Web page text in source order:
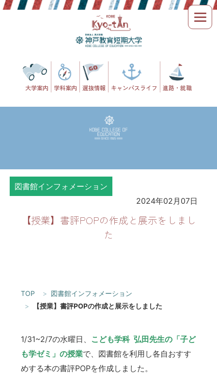
Skip
to
大学案内 学科案内 選抜情報 キャンパスライフ 進路・就職
図書館インフォメーション
2024年02月07日
【授業】書評POPの作成と展示をしまし
た
TOP
図書館インフォメーション
【授業】書評POPの作成と展示をしました
1/31~2/7の水曜日、 こども学科 弘田先生の「子ど
も学ゼミ」の授業で、図書館を利用し各自おすす
めする本の書評POPを作成しました。